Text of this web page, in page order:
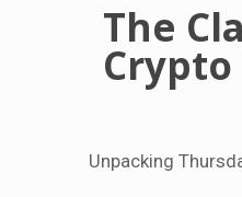
The
Crypto
Unpacking